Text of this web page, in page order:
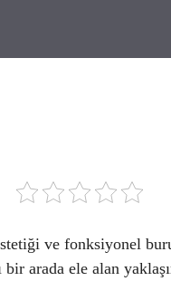
ve fonksiyonel
arada ele alan